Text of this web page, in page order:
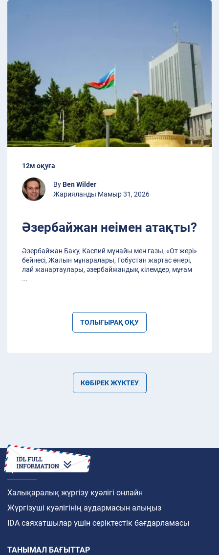
12м оқуға
ByBen Wilder
Жарияланды Мамыр 31, 2026
Әзербайжан неімен атақты?
Әзербайжан Баку, Каспий мұнайы мен газы, «От жері»
бейнесі, Жалын мұнаралары, Гобустан жартас өнері,
лай жанартаулары, әзербайжандық кілемдер, мұғам
...
ТОЛЫҒЫРАҚ ОҚУ
КӨБІРЕК ЖҮКТЕУ
ҚАЛАЙ
Халықаралық жүргізу куәлігі онлайн
Жүргізуші куәлігінің аудармасын алыңыз
IDA саяхатшылар үшін серіктестік бағдарламасы
ТАНЫМАЛ БАҒЫТТАР